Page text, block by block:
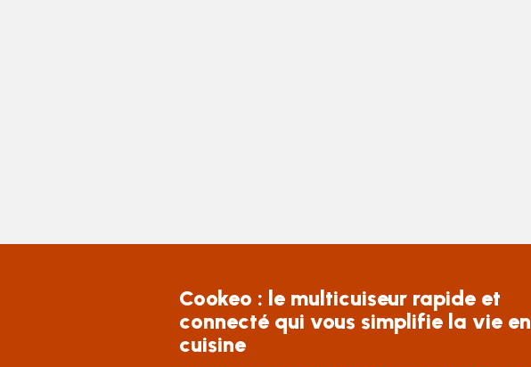
Cookeo : le multicuiseur rapide et
connecté qui vous simplifie la vie en
cuisine